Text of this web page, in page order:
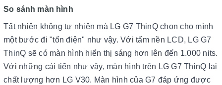
So sánh màn hình
Tất nhiên không tự nhiên mà LG G7 ThinQ chọn cho mình
một bước đi "tốn điện" như vậy. Với tấm nền LCD, LG G7
ThinQ sẽ có màn hình hiển thị sáng hơn lên đến 1.000 nits.
Với những cải tiến như vậy, màn hình trên LG G7 ThinQ lại
chất lượng hơn LG V30. Màn hình của G7 đáp ứng được